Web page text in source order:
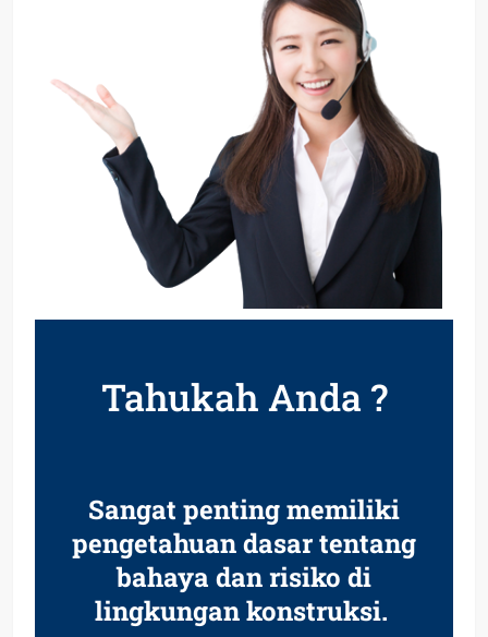
Tahukah Anda ?
Sangat penting memiliki
pengetahuan dasar tentang
bahaya dan risiko di
lingkungan konstruksi.